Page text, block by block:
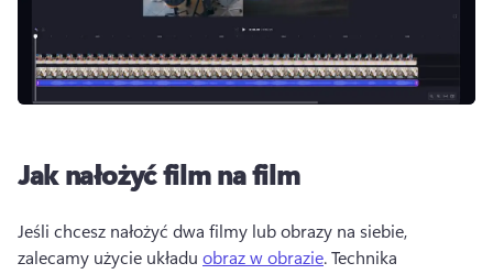
Jak nałożyć film na film
Jeśli chcesz nałożyć dwa filmy lub obrazy na siebie,
zalecamy użycie układu obraz w obrazie. Technika